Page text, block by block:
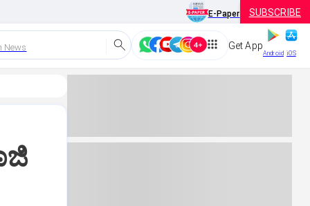
E-Paper SUBSCRIBE
News Get App
Android iOS